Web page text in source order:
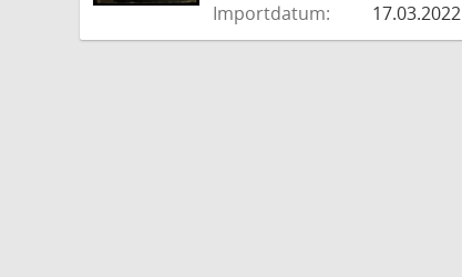
Importdatum:
17.03.2022